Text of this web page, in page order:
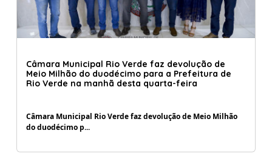
Câmara Municipal Rio Verde faz devolução de
Meio Milhão do duodécimo para a Prefeitura de
Rio Verde na manhã desta quarta-feira
Câmara Municipal Rio Verde faz devolução de Meio Milhão
do duodécimo p...